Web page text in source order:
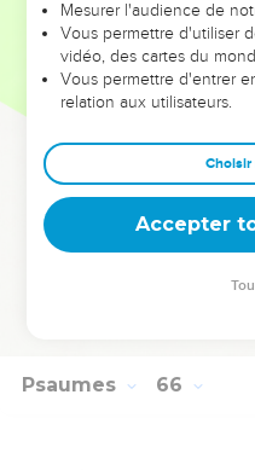
Tu inondes ses sillons ;
averses l’amollissent, et tu
Tu as couronné l’année
versent l’abondance.
Les prés et les pâturages
collines se revêtent d’une
Les prés couverts de
Tout chante et clame sa joie.
Psaumes 66
Mesurer l'audience de
Vous permettre d'utiliser
vidéo, des cartes du
Vous permettre d'entrer
relation aux utilisateurs.
Choisir
Accepter